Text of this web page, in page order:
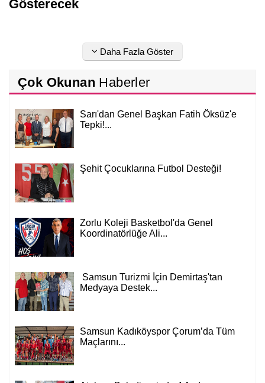
Gösterecek
Daha Fazla Göster
Çok Okunan Haberler
Sarı'dan Genel Başkan Fatih Öksüz'e
Tepki!...
Şehit Çocuklarına Futbol Desteği!
Zorlu Koleji Basketbol'da Genel
Koordinatörlüğe Ali...
Samsun Turizmi İçin Demirtaş'tan
Medyaya Destek...
Samsun Kadıköyspor Çorum’da Tüm
Maçlarını...